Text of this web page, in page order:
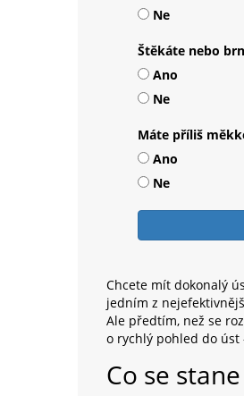
Ne
Štěkáte nebo
Ano
Ne
Máte příliš
Ano
Ne
Chcete mít dokonalý
jedním z
Ale předtím, než se
o rychlý pohled do úst
Co se